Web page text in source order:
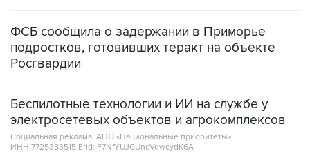
ФСБ сообщила о задержании в Приморье
подростков, готовивших теракт на объекте
Росгвардии
Беспилотные технологии и ИИ на службе у
электросетевых объектов и агрокомплексов
Социальная реклама, АНО «Национальные приоритеты».
ИНН 7725383515 Erid: F7NfYUJCUneVdwcydK6A